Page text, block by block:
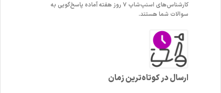
کارشناس‌های اسنپ‌شاپ ۷ روز هفته آماده پاسخ‌گویی به
سوالات شما هستند.
ارسال در کوتاه‌ترین زمان